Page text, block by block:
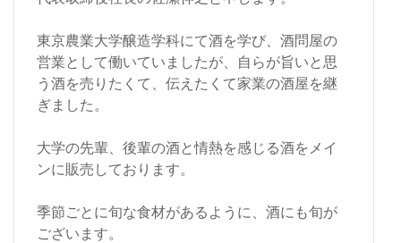
東京農業大学醸造学科にて酒を学び、酒問屋の
営業として働いていましたが、自らが旨いと思
う酒を売りたくて、伝えたくて家業の酒屋を継
ぎました。
大学の先輩、後輩の酒と情熱を感じる酒をメイ
ンに販売しております。
季節ごとに旬な食材があるように、酒にも旬が
ございます。